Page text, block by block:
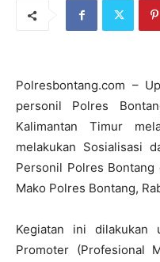
Polresbontang.com –
personil Polres
Kalimantan Timur
melakukan Sosialisasi
Personil Polres Bontang
Mako Polres Bontang,
Kegiatan ini dilakukan
Promoter (Profesional